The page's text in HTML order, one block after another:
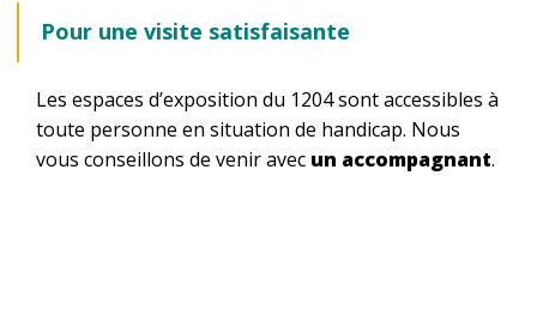
Pour une visite satisfaisante
Les espaces d’exposition du 1204 sont accessibles à
toute personne en situation de handicap. Nous
vous conseillons de venir avec un accompagnant.